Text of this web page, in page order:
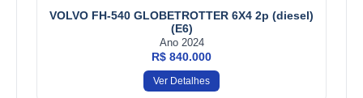
VOLVO FH-540 GLOBETROTTER 6X4 2p (diesel)
(E6)
Ano 2024
R$ 840.000
Ver Detalhes